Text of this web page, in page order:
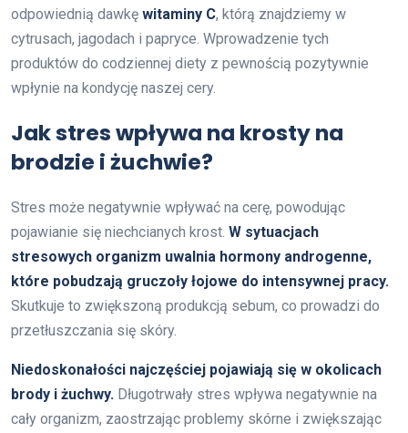
odpowiednią dawkę witaminy C, którą znajdziemy w
cytrusach, jagodach i papryce. Wprowadzenie tych
produktów do codziennej diety z pewnością pozytywnie
wpłynie na kondycję naszej cery.
Jak stres wpływa na krosty na
brodzie i żuchwie?
Stres może negatywnie wpływać na cerę, powodując
pojawianie się niechcianych krost. W sytuacjach
stresowych organizm uwalnia hormony androgenne,
które pobudzają gruczoły łojowe do intensywnej pracy.
Skutkuje to zwiększoną produkcją sebum, co prowadzi do
przetłuszczania się skóry.
Niedoskonałości najczęściej pojawiają się w okolicach
brody i żuchwy. Długotrwały stres wpływa negatywnie na
cały organizm, zaostrzając problemy skórne i zwiększając